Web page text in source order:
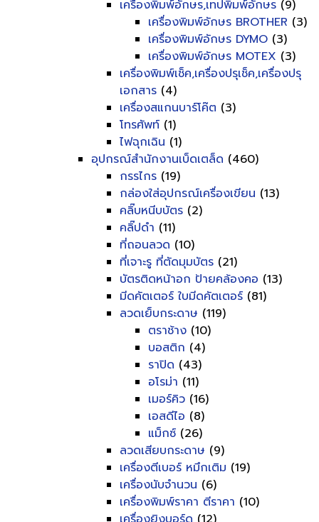
เครื่องพิมพ์อักษร,เทปพิมพ์อักษร (9)
เครื่องพิมพ์อักษร BROTHER (3)
เครื่องพิมพ์อักษร DYMO (3)
เครื่องพิมพ์อักษร MOTEX (3)
เครื่องพิมพ์เช็ค,เครื่องปรุเช็ค,เครื่องปรุ
เอกสาร (4)
เครื่องสแกนบาร์โค๊ต (3)
โทรศัพท์ (1)
ไฟฉุกเฉิน (1)
อุปกรณ์สำนักงานเบ็ดเตล็ด (460)
กรรไกร (19)
กล่องใส่อุปกรณ์เครื่องเขียน (13)
คลิ๊บหนีบบัตร (2)
คลิ๊ปดำ (11)
ที่ถอนลวด (10)
ที่เจาะรู ที่ตัดมุมบัตร (21)
บัตรติดหน้าอก ป้ายคล้องคอ (13)
มีดคัตเตอร์ ใบมีดคัตเตอร์ (81)
ลวดเย็บกระดาษ (119)
ตราช้าง (10)
บอสติก (4)
ราปิด (43)
อโรม่า (11)
เมอร์คิว (16)
เอสดีไอ (8)
แม็กซ์ (26)
ลวดเสียบกระดาษ (9)
เครื่องตีเบอร์ หมึกเติม (19)
เครื่องนับจำนวน (6)
เครื่องพิมพ์ราคา ตีราคา (10)